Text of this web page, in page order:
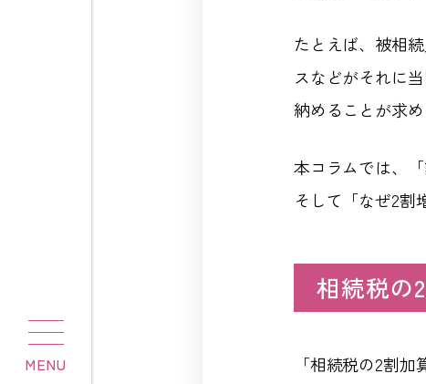
MENU
たとえば、被相
スなどがそれに
納めることが求め
本コラムでは、
そして「なぜ2割
相続税の
「相続税の2割加